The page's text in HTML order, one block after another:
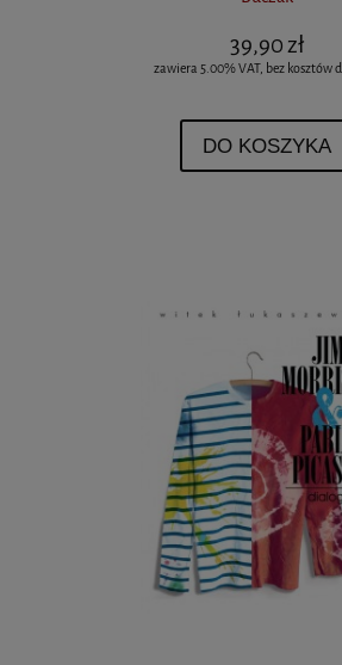
39,90 zł
zawiera 5.00% VAT, bez kosztów
DO KOSZYKA